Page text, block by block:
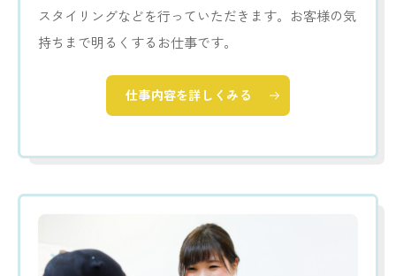
スタイリングなどを行っていただきます。お客様の気
持ちまで明るくするお仕事です。
仕事内容を詳しくみる